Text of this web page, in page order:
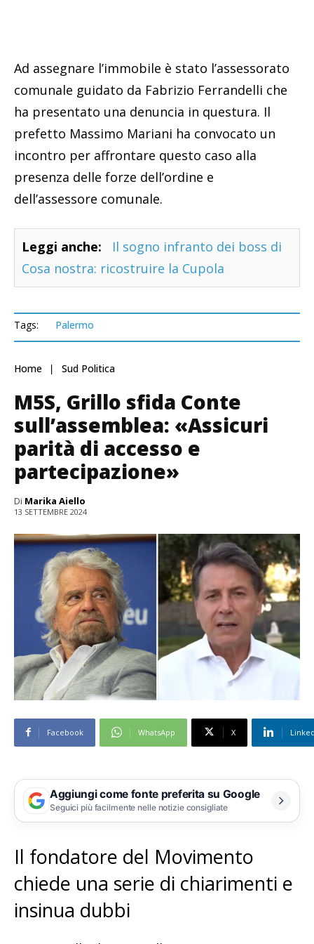
Ad assegnare l’immobile è stato l’assessorato
comunale guidato da Fabrizio Ferrandelli che
ha presentato una denuncia in questura. Il
prefetto Massimo Mariani ha convocato un
incontro per affrontare questo caso alla
presenza delle forze dell’ordine e
dell’assessore comunale.
Leggi anche:
Il sogno infranto dei boss di
Cosa nostra: ricostruire la Cupola
Tags: Palermo
Home Sud Politica
M5S, Grillo sfida Conte
sull’assemblea: «Assicuri
parità di accesso e
partecipazione»
Di Marika Aiello
13 SETTEMBRE 2024
Facebook WhatsApp X
Aggiungi come fonte preferita su Google
Seguici più facilmente nelle notizie consigliate
Il fondatore del Movimento
chiede una serie di chiarimenti e
insinua dubbi